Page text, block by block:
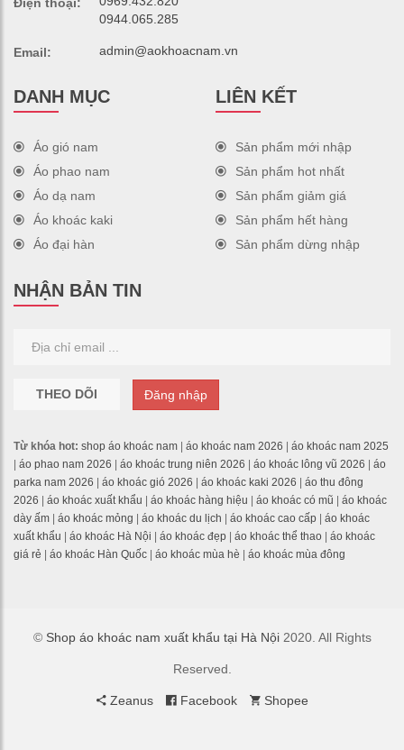
0944.065.285
Email: admin@aokhoacnam.vn
DANH MỤC
Áo gió nam
Áo phao nam
Áo dạ nam
Áo khoác kaki
Áo đại hàn
LIÊN KẾT
Sản phẩm mới nhập
Sản phẩm hot nhất
Sản phẩm giảm giá
Sản phẩm hết hàng
Sản phẩm dừng nhập
NHẬN BẢN TIN
THEO DÕI Đăng nhập
Từ khóa hot: shop áo khoác nam áo khoác nam 2026
áo khoác nam 2025
áo phao nam 2026 áo khoác trung niên 2026 áo khoác lông vũ 2026
áo
parka nam 2026
áo khoác gió 2026 áo khoác kaki 2026
áo thu đông
2026
áo khoác xuất khẩu áo khoác hàng hiệu áo khoác có mũ
áo khoác
dày ấm
áo khoác mỏng áo khoác du lịch áo khoác cao cấp
áo khoác
xuất khẩu
áo khoác Hà Nội áo khoác đẹp áo khoác thể thao
áo khoác
giá rẻ
áo khoác Hàn Quốc áo khoác mùa hè áo khoác mùa đông
© Shop áo khoác nam xuất khẩu tại Hà Nội2020. All Rights
Reserved.
Zeanus Facebook Shopee